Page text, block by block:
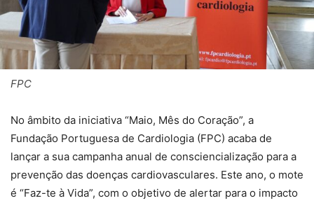
FPC
No âmbito da iniciativa “Maio, Mês do Coração”, a
Fundação Portuguesa de Cardiologia (FPC) acaba de
lançar a sua campanha anual de consciencialização para a
prevenção das doenças cardiovasculares. Este ano, o mote
é “Faz-te à Vida”, com o objetivo de alertar para o impacto